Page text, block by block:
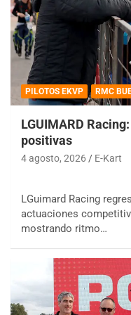
PILOTOS EKVP RMC
LGUIMARD
positivas
4 agosto, 2026 E-Kart
LGuimard Racing
actuaciones
mostrando ritmo…